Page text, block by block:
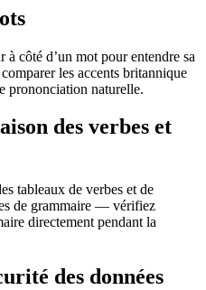
côté d’un mot pour entendre sa
les accents britannique
prononciation naturelle.
des verbes et
tableaux de verbes et de
de grammaire — vérifiez
directement pendant la
des données